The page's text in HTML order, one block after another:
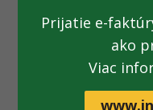
kB; nové okno]
Prijatie e-
ako
Viac